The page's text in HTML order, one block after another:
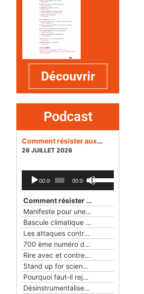
Découvrir
Podcast
Comment résister aux dangers des réseaux sociaux pour la démocratie ?
26 JUILLET 2026
Lecteur
audio
00:00 00:00
Utilisez
les
haut/bas
pour
augmenter
ou
diminuer
le
Comment résister aux dangers des réseaux sociaux pour la démocratie ?
Manifeste pour une éthique du numérique
Bascule climatique — 24 MAI 2026
Les attaques contre la science et la démocratie aux Etats-Unis et en France
700 ème numéro des Cahiers rationalistes
Rire avec et contre les objets
Stand up for science !
Pourquoi faut-il rejoindre l'Union rationaliste ?
Désinstrumentaliser la laïcité